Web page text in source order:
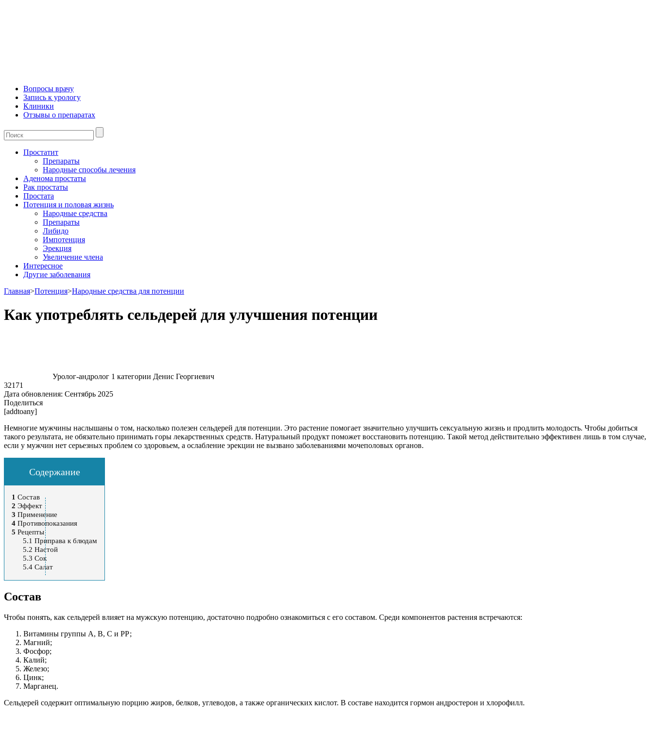
Вопросы врачу
Запись к урологу
Клиники
Отзывы о препаратах
Простатит
Препараты
Народные способы лечения
Аденома простаты
Рак простаты
Простата
Потенция и половая жизнь
Народные средства
Препараты
Либидо
Импотенция
Эрекция
Увеличение члена
Интересное
Другие заболевания
Главная>Потенция>Народные средства для потенции
Как употреблять сельдерей для улучшения потенции
Уролог-андролог 1 категории Денис Георгиевич
32171
Дата обновления: Сентябрь 2025
Поделиться
[addtoany]
Немногие мужчины наслышаны о том, насколько полезен сельдерей для потенции. Это растение помогает значительно улучшить сексуальную жизнь и продлить молодость. Чтобы добиться
такого результата, не обязательно принимать горы лекарственных средств. Натуральный продукт поможет восстановить потенцию. Такой метод действительно эффективен лишь в том случае,
если у мужчин нет серьезных проблем со здоровьем, а ослабление эрекции не вызвано заболеваниями мочеполовых органов.
Содержание
1 Состав
2 Эффект
3 Применение
4 Противопоказания
5 Рецепты
5.1 Приправа к блюдам
5.2 Настой
5.3 Сок
5.4Салат
Состав
Чтобы понять, как сельдерей влияет на мужскую потенцию, достаточно подробно ознакомиться с его составом. Среди компонентов растения встречаются:
Витамины группы А, В, С и РР;
Магний;
Фосфор;
Калий;
Железо;
Цинк;
Марганец.
Сельдерей содержит оптимальную порцию жиров, белков, углеводов, а также органических кислот. В составе находится гормон андростерон и хлорофилл.